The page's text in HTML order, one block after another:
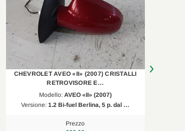
CHEVROLET AVEO «II» (2007) CRISTALLI
RETROVISORE E…
Modello: AVEO «II» (2007)
Versione: 1.2 Bi-fuel Berlina, 5 p. dal …
Prezzo